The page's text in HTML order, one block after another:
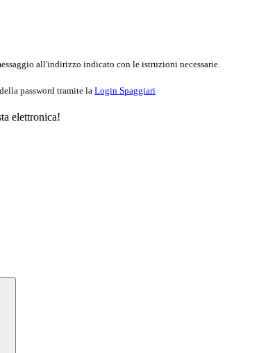
all'indirizzo indicato con le istruzioni necessarie.
password tramite la Login Spaggiari
elettronica!